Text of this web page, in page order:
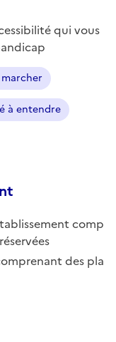
qui vous
à entendre
comp
des pla